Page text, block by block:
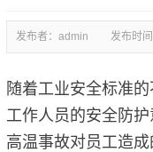
发布者：admin 发布时间
随着工业安全标准
工作人员的安全防
高温事故对员工造